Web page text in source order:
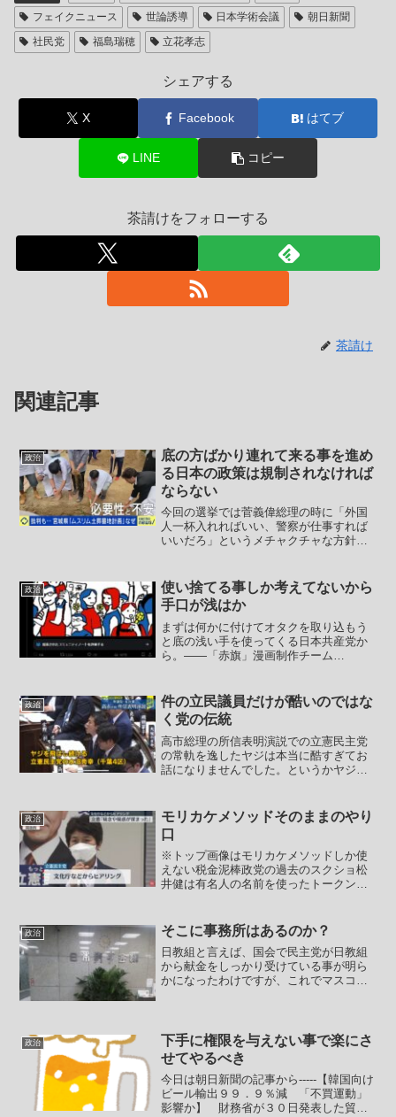
フェイクニュース 世論誘導 日本学術会議
朝日新聞
社民党
福島瑞穂 立花孝志
シェアする
X Facebook はてブ
LINE コピー
茶請けをフォローする
茶請け
関連記事
政治
底の方ばかり連れて来る事を進め
る日本の政策は規制されなければ
ならない
今回の選挙では菅義偉総理の時に「外国
人一杯入れればいい、警察が仕事すれば
いいだろ」というメチャクチャな方針で
きな争点になっていると思います。宮城
県の知事のアレな記事から...
政治
使い捨てる事しか考えてないから
手口が浅はか
まずは何かに付けてオタクを取り込もう
と底の浅い手を使ってくる日本共産党か
ら。――「赤旗」漫画制作チーム
@Akahata_manga投稿にたくさんの反応
ありがとうございま...
政治
件の立民議員だけが酷いのではな
く党の伝統
高市総理の所信表明演説での立憲民主党
の常軌を逸したヤジは本当に酷すぎてお
話になりませんでした。というかヤジで
る前から続けられていたからです。民主
党時代から変わらない学級...
政治
モリカケメソッドそのままのやり
口
※トップ画像はモリカケメソッドしか使
えない税金泥棒政党の過去のスクショ松
井健は有名人の名前を使ったトークンを
の名前を使ったり、本田圭佑氏とのツー
ショット写真を使って...
政治 そこに事務所はあるのか？
日教組と言えば、国会で民主党が日教組
から献金をしっかり受けている事が明ら
かになったわけですが、これでマスコミ
議員、特に民主党の参議院...
政治
下手に権限を与えない事で楽にさ
せてやるべき
今日は朝日新聞の記事から-----【韓国向け
ビール輸出９９．９％減 「不買運動」
影響か】 財務省が３０日発表した貿易